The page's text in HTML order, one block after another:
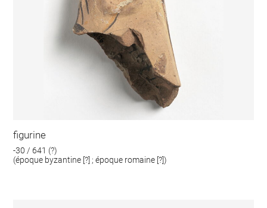
figurine
-30 / 641 (?)
(époque byzantine [?] ; époque romaine [?])